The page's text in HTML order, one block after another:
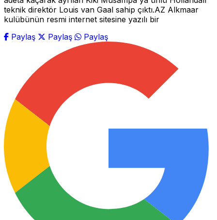
teknik direktör Louis van Gaal sahip çıktı.AZ Alkmaar
kulübünün resmi internet sitesine yazılı bir
Paylaş
Paylaş Paylaş